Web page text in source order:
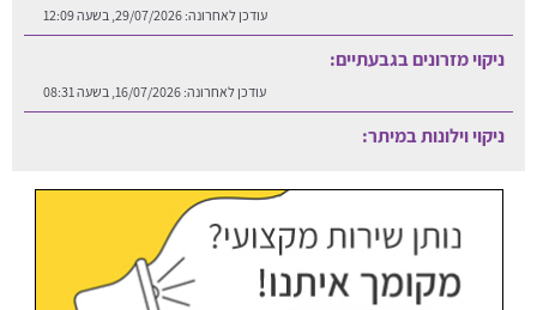
עודכן לאחרונה: 29/07/2026, בשעה 12:09
ניקוי מזרונים בגבעתיים:
עודכן לאחרונה: 16/07/2026, בשעה 08:31
ניקוי וילונות במיתר: